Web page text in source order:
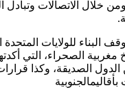
خلال الاتصالات وتبادل
البناء للولايات المتحدة
مغربية الصحراء، التي
الصديقة، وكذا